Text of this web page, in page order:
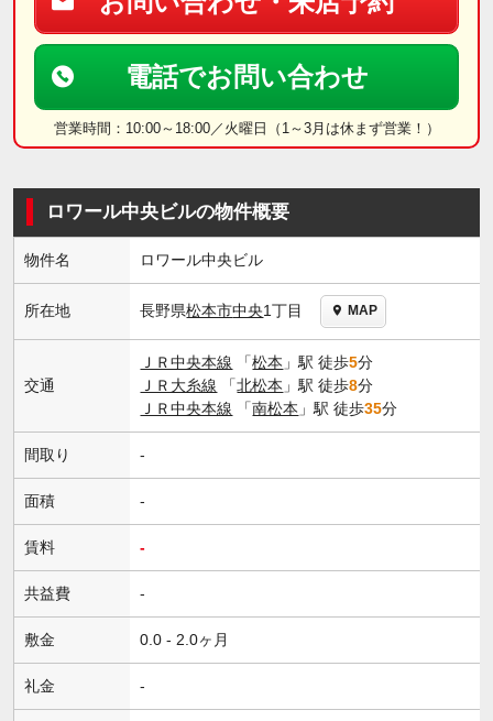
電話でお問い合わせ
営業時間：10:00～18:00／火曜日（1～3月は休まず営業！）
ロワール中央ビルの物件概要
物件名 ロワール中央ビル
所在地 長野県松本市中央1丁目 MAP
交通
ＪＲ中央本線 「松本 」駅 徒歩5分
ＪＲ大糸線 「北松本 」駅 徒歩8分
ＪＲ中央本線 「南松本 」駅 徒歩35分
間取り -
面積 -
賃料 -
共益費 -
敷金 0.0 - 2.0ヶ月
礼金 -